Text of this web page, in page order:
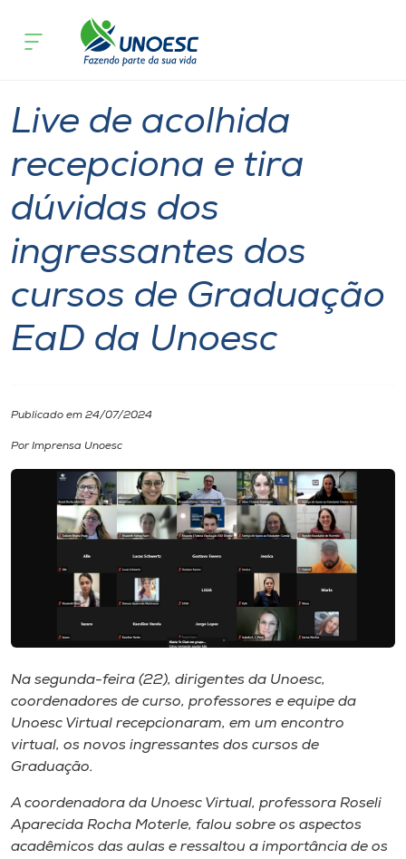
Cursos
Atendimento ao Estudante
Portal de Ensino
Unoesc
I.nova
Diplomados
Editora
Rádio
Museu
Geral
Live de acolhida
recepciona e tira
dúvidas dos
ingressantes dos
cursos de Graduação
EaD da Unoesc
Publicado em 24/07/2024
Por Imprensa Unoesc
Na segunda-feira (22), dirigentes da Unoesc,
coordenadores de curso, professores e equipe da
Unoesc Virtual recepcionaram, em um encontro
virtual, os novos ingressantes dos cursos de
Graduação.
A coordenadora da Unoesc Virtual, professora Roseli
Aparecida Rocha Moterle, falou sobre os aspectos
acadêmicos das aulas e ressaltou a importância de os